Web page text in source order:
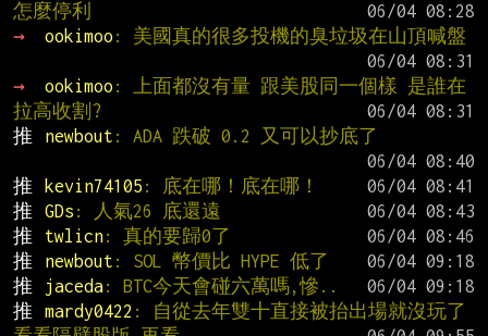
怎麼停利
→
ookimoo : 美國真的很多投機的臭垃圾在山頂喊盤
→
ookimoo : 上面都沒有量 跟美股同一個樣 是誰在
拉高收割?
推
newbout : ADA 跌破 0.2 又可以抄底了
推
kevin74105 : 底在哪！底在哪！
推
GDs : 人氣26 底還遠
推
twlicn: 真的要歸0了
推
newbout : SOL 幣價比 HYPE 低了
推
jaceda: BTC今天會碰六萬嗎,慘..
推
mardy0422 : 自從去年雙十直接被抬出場就沒玩了